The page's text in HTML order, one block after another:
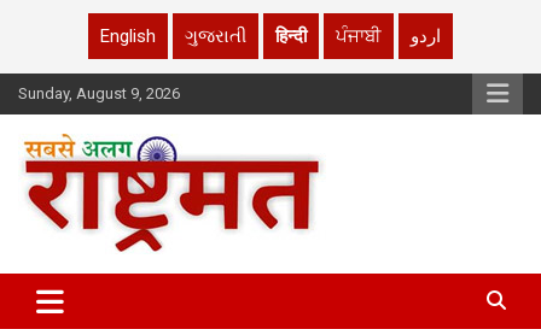
English ગુજરાતી हिन्दी ਪੰਜਾਬੀ اردو
Skip
to
Sunday, August 9, 2026
rashtrmat.com